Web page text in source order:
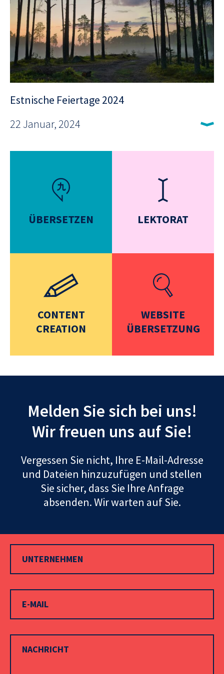
Estnische Feiertage 2024
22 Januar, 2024
ÜBERSETZEN LEKTORAT
CONTENT
CREATION
WEBSITE
ÜBERSETZUNG
Melden Sie sich bei uns!
Wir freuen uns auf Sie!
Vergessen Sie nicht, Ihre E-Mail-Adresse
und Dateien hinzuzufügen und stellen
Sie sicher, dass Sie Ihre Anfrage
absenden. Wir warten auf Sie.